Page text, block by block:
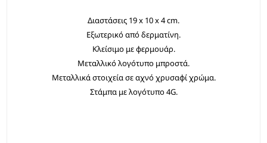
Διαστάσεις 19 x 10 x 4 cm.
Εξωτερικό από δερματίνη.
Κλείσιμο με φερμουάρ.
Μεταλλικό λογότυπο μπροστά.
Μεταλλικά στοιχεία σε αχνό χρυσαφί χρώμα.
Στάμπα με λογότυπο 4G.